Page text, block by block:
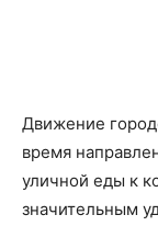
Движение
время
уличной еды к
значительным